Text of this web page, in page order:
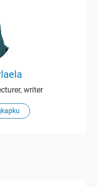
writer